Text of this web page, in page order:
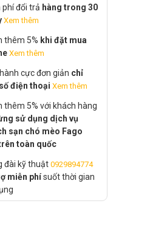
phí đổi trả hàng trong 30
Xem thêm
thêm 5% khi đặt mua
Xem thêm
cực đơn giản chỉ
điện thoại Xem thêm
thêm 5% với khách hàng
sử dụng dịch vụ
sạn chó mèo Fago
toàn quốc
đài kỹ thuật 0929894774
miễn phísuốt thời gian